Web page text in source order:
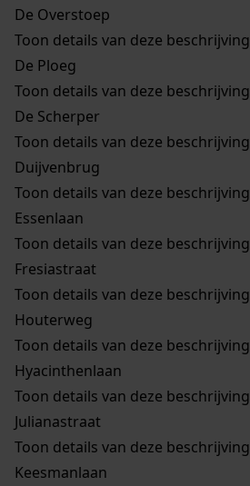
De Overstoep
Toon details van deze beschrijving
De Ploeg
Toon details van deze beschrijving
De Scherper
Toon details van deze beschrijving
Duijvenbrug
Toon details van deze beschrijving
Essenlaan
Toon details van deze beschrijving
Fresiastraat
Toon details van deze beschrijving
Houterweg
Toon details van deze beschrijving
Hyacinthenlaan
Toon details van deze beschrijving
Julianastraat
Toon details van deze beschrijving
Keesmanlaan